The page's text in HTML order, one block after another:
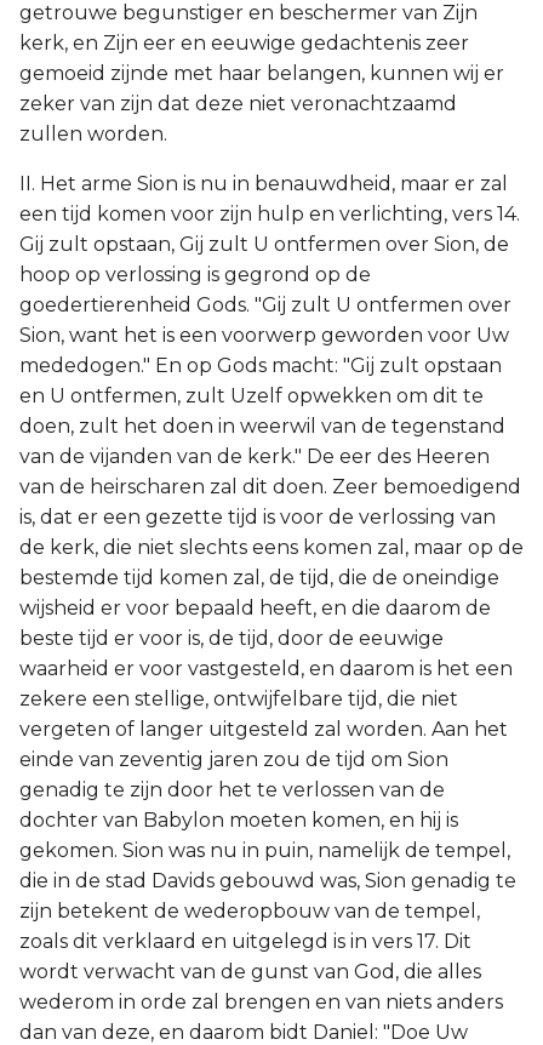
getrouwe begunstiger en beschermer van Zijn
kerk, en Zijn eer en eeuwige gedachtenis zeer
gemoeid zijnde met haar belangen, kunnen wij er
zeker van zijn dat deze niet veronachtzaamd
zullen worden.
II. Het arme Sion is nu in benauwdheid, maar er zal
een tijd komen voor zijn hulp en verlichting, vers 14.
Gij zult opstaan, Gij zult U ontfermen over Sion, de
hoop op verlossing is gegrond op de
goedertierenheid Gods. "Gij zult U ontfermen over
Sion, want het is een voorwerp geworden voor Uw
mededogen." En op Gods macht: "Gij zult opstaan
en U ontfermen, zult Uzelf opwekken om dit te
doen, zult het doen in weerwil van de tegenstand
van de vijanden van de kerk." De eer des Heeren
van de heirscharen zal dit doen. Zeer bemoedigend
is, dat er een gezette tijd is voor de verlossing van
de kerk, die niet slechts eens komen zal, maar op de
bestemde tijd komen zal, de tijd, die de oneindige
wijsheid er voor bepaald heeft, en die daarom de
beste tijd er voor is, de tijd, door de eeuwige
waarheid er voor vastgesteld, en daarom is het een
zekere een stellige, ontwijfelbare tijd, die niet
vergeten of langer uitgesteld zal worden. Aan het
einde van zeventig jaren zou de tijd om Sion
genadig te zijn door het te verlossen van de
dochter van Babylon moeten komen, en hij is
gekomen. Sion was nu in puin, namelijk de tempel,
die in de stad Davids gebouwd was, Sion genadig te
zijn betekent de wederopbouw van de tempel,
zoals dit verklaard en uitgelegd is in vers 17. Dit
wordt verwacht van de gunst van God, die alles
wederom in orde zal brengen en van niets anders
dan van deze, en daarom bidt Daniel: "Doe Uw